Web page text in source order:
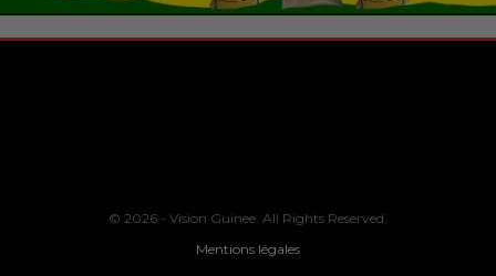
© 2026 - Vision Guinee. All Rights Reserved.
Mentions légales